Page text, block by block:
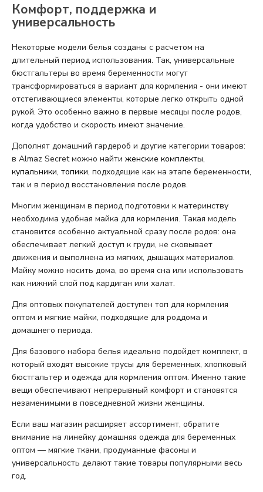
Комфорт, поддержка и
универсальность
Некоторые модели белья созданы с расчетом на
длительный период использования. Так, универсальные
бюстгальтеры во время беременности могут
трансформироваться в вариант для кормления - они имеют
отстегивающиеся элементы, которые легко открыть одной
рукой. Это особенно важно в первые месяцы после родов,
когда удобство и скорость имеют значение.
Дополнят домашний гардероб и другие категории товаров:
в Almaz Secret можно найти женские комплекты,
купальники, топики, подходящие как на этапе беременности,
так и в период восстановления после родов.
Многим женщинам в период подготовки к материнству
необходима удобная майка для кормления. Такая модель
становится особенно актуальной сразу после родов: она
обеспечивает легкий доступ к груди, не сковывает
движения и выполнена из мягких, дышащих материалов.
Майку можно носить дома, во время сна или использовать
как нижний слой под кардиган или халат.
Для оптовых покупателей доступен топ для кормления
оптом и мягкие майки, подходящие для роддома и
домашнего периода.
Для базового набора белья идеально подойдет комплект, в
который входят высокие трусы для беременных, хлопковый
бюстгальтер и одежда для кормления оптом. Именно такие
вещи обеспечивают непрерывный комфорт и становятся
незаменимыми в повседневной жизни женщины.
Если ваш магазин расширяет ассортимент, обратите
внимание на линейку домашняя одежда для беременных
оптом — мягкие ткани, продуманные фасоны и
универсальность делают такие товары популярными весь
год.